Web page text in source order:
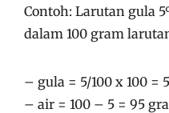
Contoh: Larutan gula
dalam 100 gram
– gula = 5/100 x 100 =
– air = 100 – 5 = 95